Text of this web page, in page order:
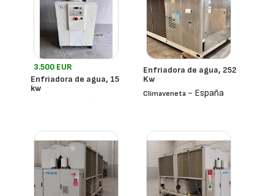
3.500 EUR
Enfriadora de agua, 15
kw
- España
Enfriadora de agua, 252
Kw
Climaveneta - España